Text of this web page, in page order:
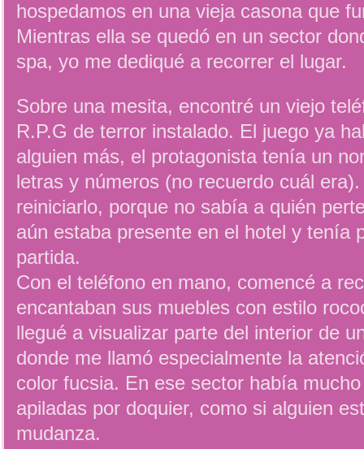
hospedamos en una vieja casona que
Mientras ella se quedó en un sector
spa, yo me dediqué a recorrer el lugar.
Sobre una mesita, encontré un viejo
R.P.G de terror instalado. El juego ya
alguien más, el protagonista tenía un
letras y números (no recuerdo cuál
reiniciarlo, porque no sabía a quién
aún estaba presente en el hotel y tenía
partida.
Con el teléfono en mano, comencé a
encantaban sus muebles con estilo
llegué a visualizar parte del interior de
donde me llamó especialmente la
color fucsia. En ese sector había
apiladas por doquier, como si alguien
mudanza.